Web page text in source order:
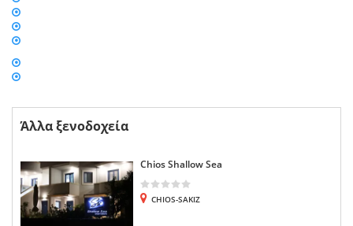
Άλλα ξενοδοχεία
Chios Shallow Sea
CHIOS-SAKIZ